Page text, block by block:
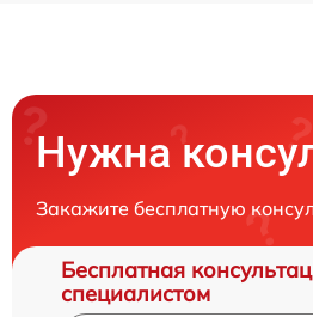
Нужна
Закажите бесплатную
Бесплатная
специалистом